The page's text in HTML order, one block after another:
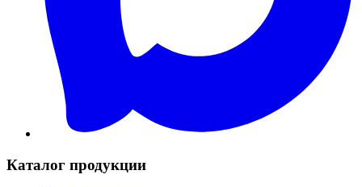
Каталог продукции